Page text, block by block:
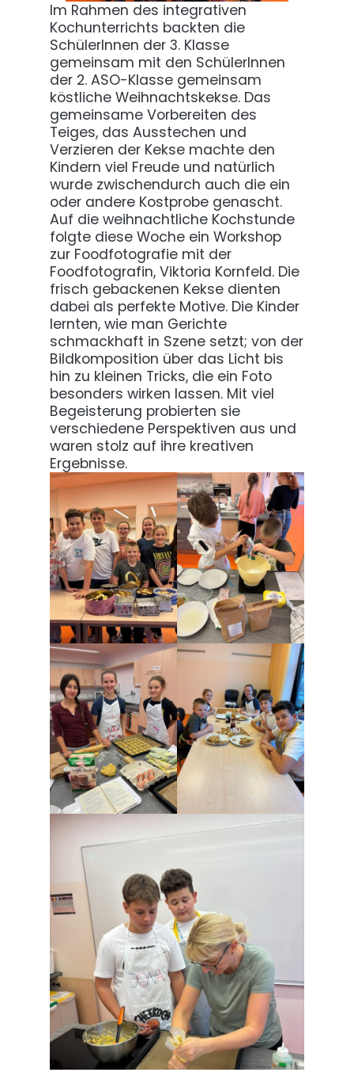
Im Rahmen des integrativen
Kochunterrichts backten die
SchülerInnen der 3. Klasse
gemeinsam mit den SchülerInnen
der 2. ASO-Klasse gemeinsam
köstliche Weihnachtskekse. Das
gemeinsame Vorbereiten des
Teiges, das Ausstechen und
Verzieren der Kekse machte den
Kindern viel Freude und natürlich
wurde zwischendurch auch die ein
oder andere Kostprobe genascht.
Auf die weihnachtliche Kochstunde
folgte diese Woche ein Workshop
zur Foodfotografie mit der
Foodfotografin, Viktoria Kornfeld. Die
frisch gebackenen Kekse dienten
dabei als perfekte Motive. Die Kinder
lernten, wie man Gerichte
schmackhaft in Szene setzt; von der
Bildkomposition über das Licht bis
hin zu kleinen Tricks, die ein Foto
besonders wirken lassen. Mit viel
Begeisterung probierten sie
verschiedene Perspektiven aus und
waren stolz auf ihre kreativen
Ergebnisse.